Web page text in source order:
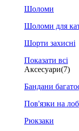
Шоломи
Шоломи для
Шорти захисні
Показати всі
Аксесуари(7)
Бандани
Пов'язки на лоб
Рюкзаки